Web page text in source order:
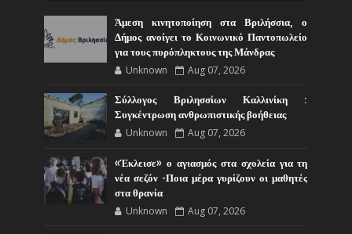
Άμεση κινητοποίηση στα Βριλήσσια, ο
Δήμος ανοίγει το Κοινωνικό Παντοπωλείο
για τους πυρόπληκτους της Μάνδρας
Unknown Aug 07, 2026
Σύλλογος Βριλησσίων Καλλινίκη :
Συγκέντρωση ανθρωπιστικής βοήθειας
Unknown Aug 07, 2026
«Έκλεισε» ο αγιασμός στα σχολεία για τη
νέα σεζόν -Ποια μέρα γυρίζουν οι μαθητές
στα θρανία
Unknown Aug 07, 2026